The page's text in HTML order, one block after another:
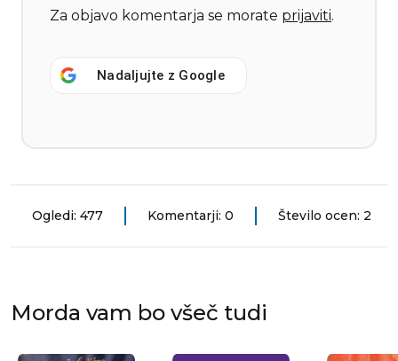
Za objavo komentarja se morate prijaviti.
Nadaljujte z Google
Ogledi: 477 Komentarji: 0 Število ocen: 2
Morda vam bo všeč tudi